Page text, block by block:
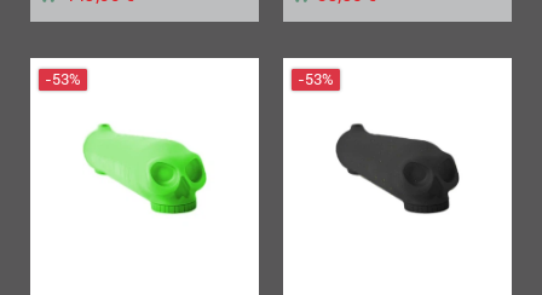
-53% -53%